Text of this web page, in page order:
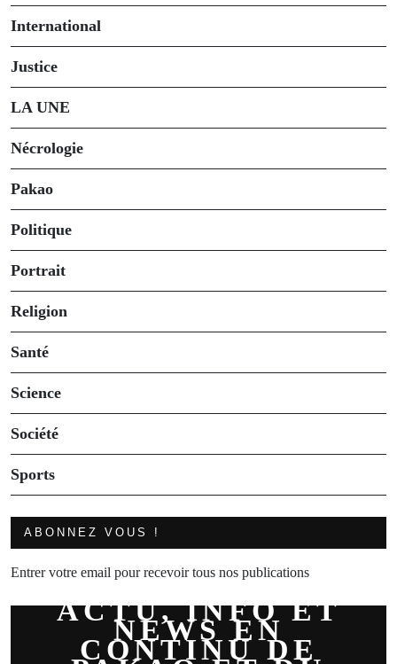
International
Justice
LA UNE
Nécrologie
Pakao
Politique
Portrait
Religion
Santé
Science
Société
Sports
ABONNEZ VOUS !
Entrer votre email pour recevoir tous nos publications
ACTU, INFO ET
NEWS EN
CONTINU DE